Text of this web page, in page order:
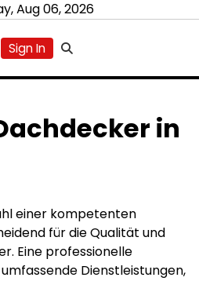
Aug 06, 2026
Sign In
in
einer kompetenten
für die Qualität und
Eine professionelle
Dienstleistungen,